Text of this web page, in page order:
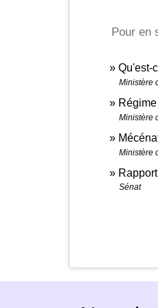
Pour en
Qu'est-
Ministère
Ministère
Ministère
Sénat